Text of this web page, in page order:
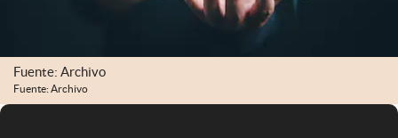
Fuente: Archivo
Fuente: Archivo